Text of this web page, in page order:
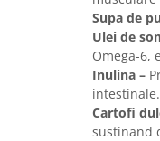
Solutii educative si
Sisaluri si Ansambluri
Nisip, Silicat si
Litiere si Accesorii
Supa de
Ulei de
Omega-6,
Inulina –
intestinale.
Cartofi
sustinand